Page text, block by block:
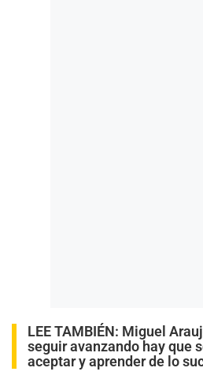
LEE TAMBIÉN: Miguel
seguir avanzando hay que
aceptar y aprender de lo